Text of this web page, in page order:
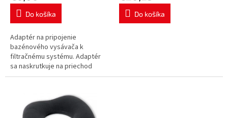
Do košíka
Adaptér na pripojenie
bazénového vysávača k
filtračnému systému. Adaptér
sa naskrutkuje na priechod
stenou vo vnútri bazéna k
adaptér je vhodný pre...
Do košíka